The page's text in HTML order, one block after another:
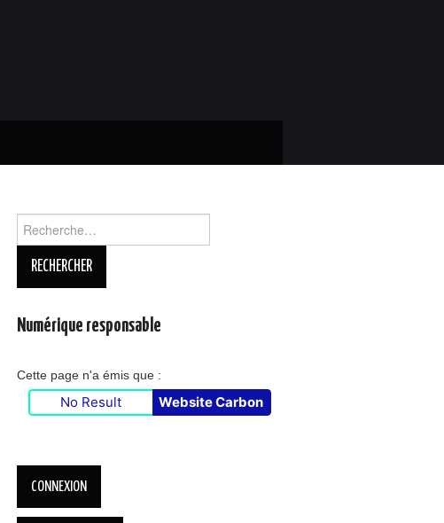
Numérique responsable
Cette page n'a émis que :
No Result Website Carbon